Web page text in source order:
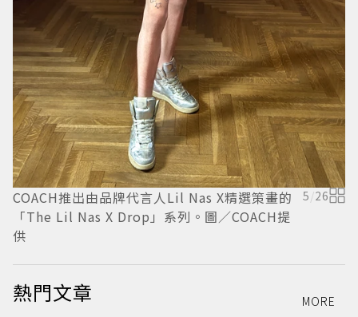
COACH推出由品牌代言人Lil Nas X精選策畫的
「The Lil Nas X Drop」系列。圖／COACH提
供
5/26
熱門文章 MORE